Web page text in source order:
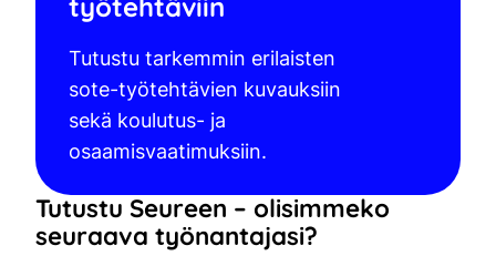
Tutustu tarkemmin erilaisten
sote-työtehtävien kuvauksiin
sekä koulutus- ja
osaamisvaatimuksiin.
Tutustu Seureen – olisimmeko
seuraava työnantajasi?